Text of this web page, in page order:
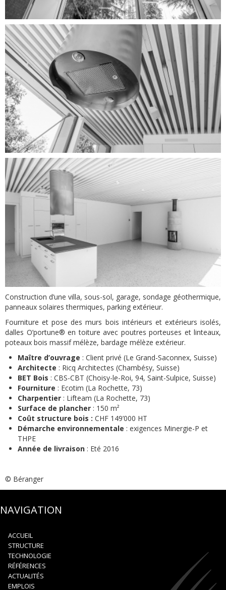
Construction d’une villa, sous-sol, garage, sondage géothermique,
panneaux solaires thermiques, parking extérieur.
Fourniture et pose des murs bois intérieurs et extérieurs isolés,
dalles O’portune® en toiture avec poutres porteuses et linteaux,
poteaux bois massif mélèze, bardage mélèze extérieur.
Maître d’ouvrage : Client privé (Le Grand-Saconnex, Suisse)
Architecte : Ricq Architectes (Chambésy, Suisse)
BET Bois : CBS-CBT (Choisy-le-Roi, 94, Saint-Sulpice, Suisse)
Fourniture : Ecotim (La Rochette, 73)
Charpentier : Lifteam (La Rochette, 73)
Surface de plancher : 150 m²
Coût structure bois : CHF 149’000 HT
Démarche environnementale : exigences Minergie-P et
THPE
Année de livraison : Eté 2016
© Béranger
NAVIGATION
ACCUEIL
STRUCTURE
TECHNOLOGIE
RÉFÉRENCES
ACTUALITÉS
EMPLOIS